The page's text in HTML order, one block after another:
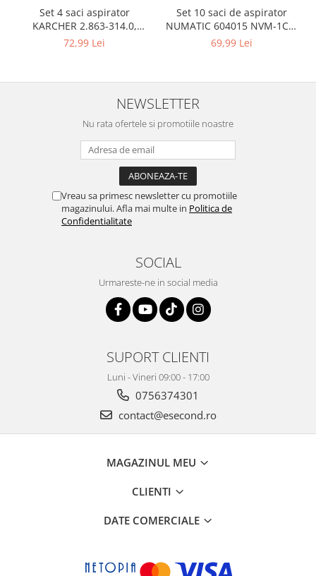
Accesorii animale de companie
Igiena animale de companie
Mobila si transport animale de
PC, Periferice & Software
Desktop PC & Monitoare
Imprimante, Scanere &
Consumabile
Retelistica & Supraveghere
Servere, Componente & UPS
Sport & Activitati in aer liber
Audio HI-FI & Profesionale
Drone si Accesorii
Set 4 saci aspirator
KARCHER 2.863-314.0,
compatibil cu WD, KWD, SE
72,99 Lei
Set 10 saci de aspirator
NUMATIC 604015 NVM-1CH,
9L
69,99 Lei
NEWSLETTER
Nu rata ofertele si promotiile noastre
Vreau sa primesc newsletter cu promotiile
magazinului. Afla mai multe in Politica de
Confidentialitate
SOCIAL
Urmareste-ne in social media
SUPORT CLIENTI
Luni - Vineri 09:00 - 17:00
0756374301
contact@esecond.ro
MAGAZINUL MEU
CLIENTI
DATE COMERCIALE